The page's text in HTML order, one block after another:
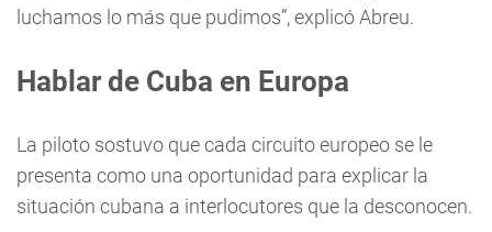
luchamos lo más que pudimos”, explicó Abreu.
Hablar de Cuba en Europa
La piloto sostuvo que cada circuito europeo se le
presenta como una oportunidad para explicar la
situación cubana a interlocutores que la desconocen.